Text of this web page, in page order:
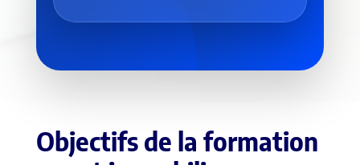
Objectifs de la formation